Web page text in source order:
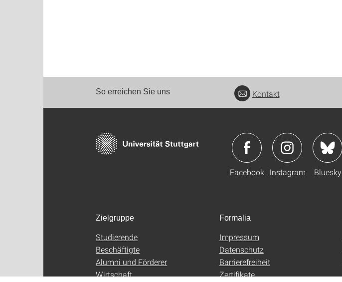
So erreichen Sie uns Kontakt
Facebook Instagram Bluesky
Zielgruppe
Studierende
Beschäftigte
Alumni und Förderer
Wirtschaft
Formalia
Impressum
Datenschutz
Barrierefreiheit
Zertifikate